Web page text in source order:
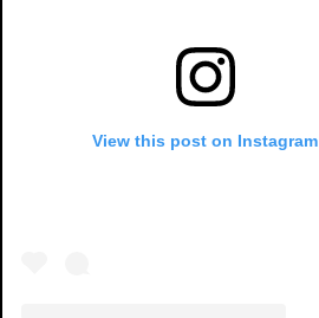
View this post on Instagram